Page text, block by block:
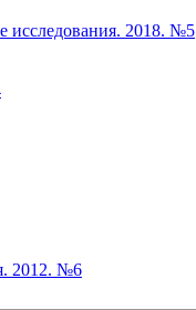
исследования. 2018. №5
2012. №6